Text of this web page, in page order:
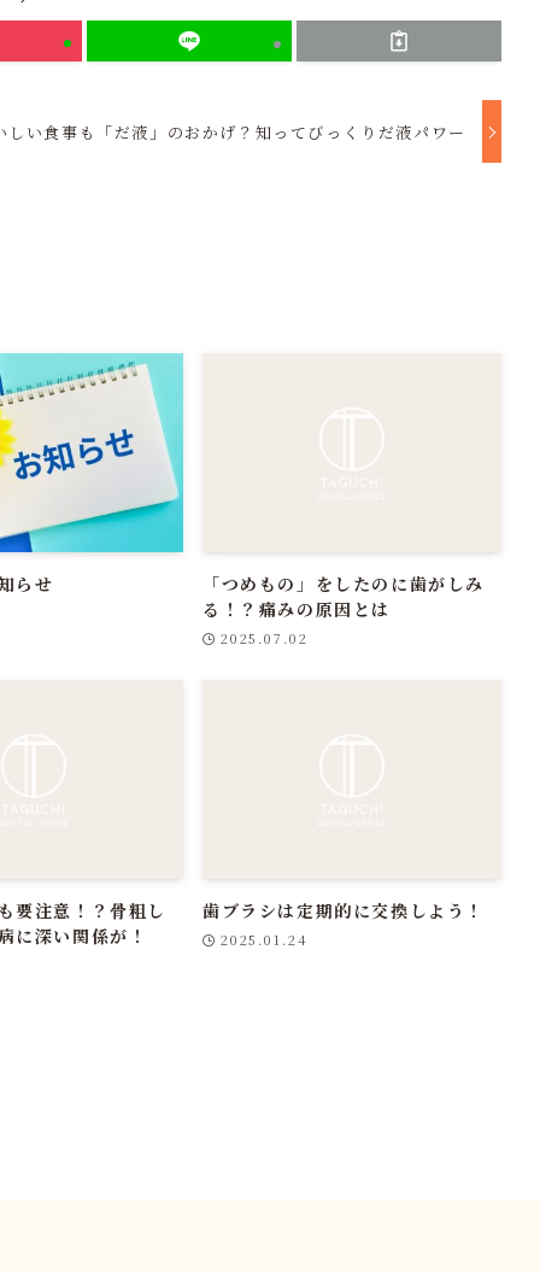
しい食事も「だ液」のおかげ？知ってびっくりだ液パワー
らせ
「つめもの」をしたのに歯がしみ
る！？痛みの原因とは
2025.07.02
要注意！？骨粗し
に深い関係が！
歯ブラシは定期的に交換しよう！
2025.01.24